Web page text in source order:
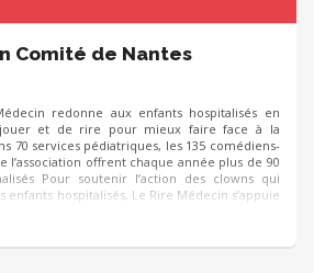
Comité de Nantes
redonne aux enfants hospitalisés en
et de rire pour mieux faire face à la
70 services pédiatriques, les 135 comédiens-
l’association offrent chaque année plus de 90
Pour soutenir l’action des clowns qui
hospitalisés, Le Rire Médecin s’appuie
l’association. Le Comité de bénévoles de
de fédérer et de coordonner toutes